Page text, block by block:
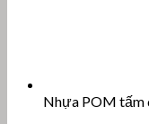
Nhựa POM tấm